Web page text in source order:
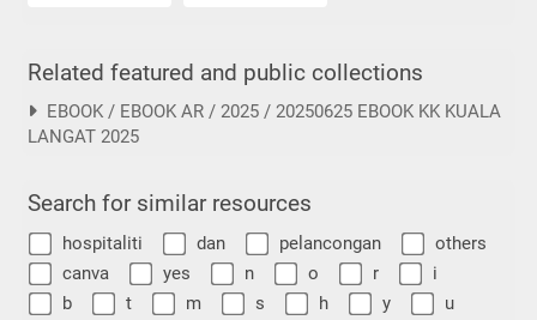
Related featured and public collections
EBOOK / EBOOK AR / 2025 / 20250625 EBOOK KK KUALA
LANGAT 2025
Search for similar resources
hospitaliti dan pelancongan
others
canva
yes n o r
i
b
t m s h y
u